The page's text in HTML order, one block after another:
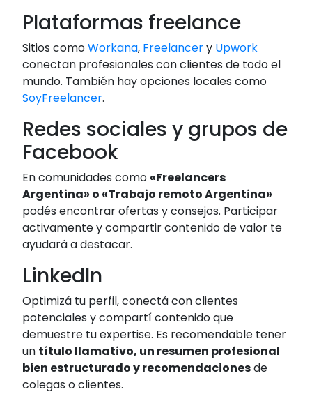
Plataformas freelance
Sitios comoWorkana, Freelancery Upwork
conectan profesionales con clientes de todo el
mundo. También hay opciones locales como
SoyFreelancer.
Redes sociales y grupos de
Facebook
En comunidades como «Freelancers
Argentina» o «Trabajo remoto Argentina»
podés encontrar ofertas y consejos. Participar
activamente y compartir contenido de valor te
ayudará a destacar.
LinkedIn
Optimizá tu perfil, conectá con clientes
potenciales y compartí contenido que
demuestre tu expertise. Es recomendable tener
un título llamativo, un resumen profesional
bien estructurado y recomendacionesde
colegas o clientes.